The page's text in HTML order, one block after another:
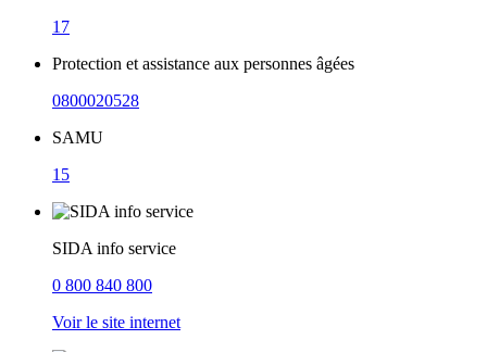
17
Protection et assistance aux personnes âgées
0800020528
SAMU
15
SIDA info service
0 800 840 800
Voir le site internet